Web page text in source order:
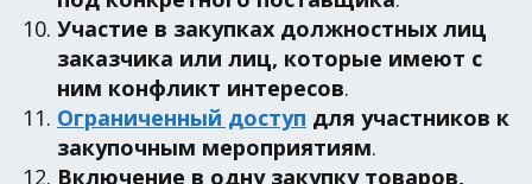
Участие в закупках должностных лиц
заказчика или лиц, которые имеют с
ним конфликт интересов.
Ограниченный доступ для участников к
закупочным мероприятиям.
Включение в одну закупку товаров,